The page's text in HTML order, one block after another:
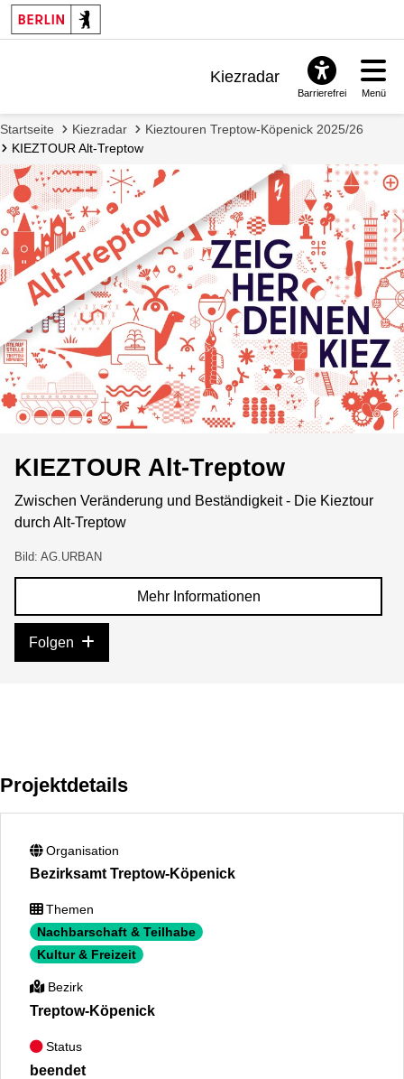
Kiezradar
FAQ & Support
Barrierefrei Menü
Startseite Kiezradar
Kieztouren Treptow-Köpenick 2025/26
KIEZTOUR Alt-Treptow
KIEZTOUR Alt-Treptow
Zwischen Veränderung und Beständigkeit - Die Kieztour
durch Alt-Treptow
Bild: AG.URBAN
Mehr Informationen
Folgen
Projektdetails
Organisation
Bezirksamt Treptow-Köpenick
Themen
Nachbarschaft & Teilhabe
Kultur & Freizeit
Bezirk
Treptow-Köpenick
Status
beendet